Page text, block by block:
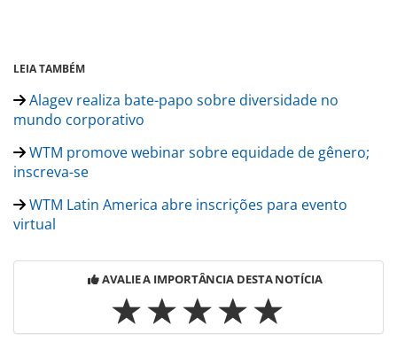
LEIA TAMBÉM
Alagev realiza bate-papo sobre diversidade no
mundo corporativo
WTM promove webinar sobre equidade de gênero;
inscreva-se
WTM Latin America abre inscrições para evento
virtual
AVALIE A IMPORTÂNCIA DESTA NOTÍCIA